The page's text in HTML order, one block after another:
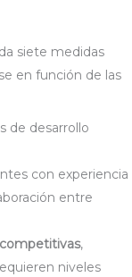
siete medidas
en función de las
de desarrollo
con experiencia
entre
,
niveles